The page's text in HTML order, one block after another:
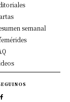
semanal